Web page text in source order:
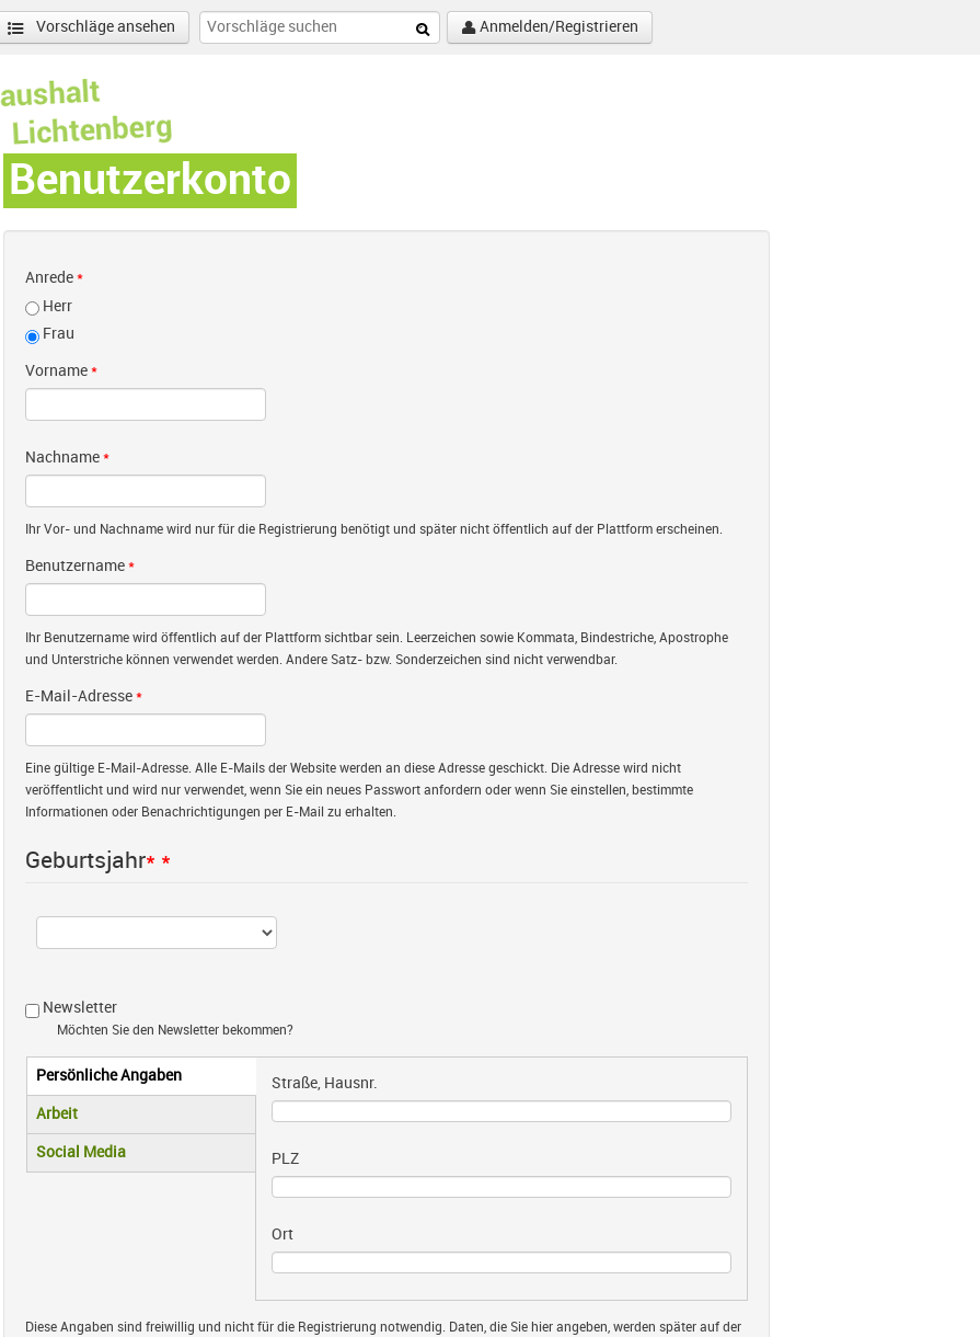
Vorschläge ansehen Anmelden/Registrieren
Benutzerkonto
Anrede *
Herr
Frau
Vorname *
Nachname *
Ihr Vor- und Nachname wird nur für die Registrierung benötigt und später nicht öffentlich auf der Plattform erscheinen.
Benutzername *
Ihr Benutzername wird öffentlich auf der Plattform sichtbar sein. Leerzeichen sowie Kommata, Bindestriche, Apostrophe
und Unterstriche können verwendet werden. Andere Satz- bzw. Sonderzeichen sind nicht verwendbar.
E-Mail-Adresse *
Eine gültige E-Mail-Adresse. Alle E-Mails der Website werden an diese Adresse geschickt. Die Adresse wird nicht
veröffentlicht und wird nur verwendet, wenn Sie ein neues Passwort anfordern oder wenn Sie einstellen, bestimmte
Informationen oder Benachrichtigungen per E-Mail zu erhalten.
Geburtsjahr* *
Newsletter
Möchten Sie den Newsletter bekommen?
Vertikale Reiter
Persönliche Angaben
(aktiver Reiter)
Arbeit
Social Media
Straße, Hausnr.
PLZ
Ort
Diese Angaben sind freiwillig und nicht für die Registrierung notwendig. Daten, die Sie hier angeben, werden später auf der